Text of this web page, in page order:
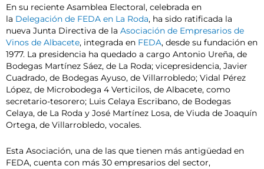
En su reciente Asamblea Electoral, celebrada en
la Delegación de FEDA en La Roda, ha sido ratificada la
nueva Junta Directiva de la Asociación de Empresarios de
Vinos de Albacete, integrada en FEDA, desde su fundación en
1977. La presidencia ha quedado a cargo Antonio Ureña, de
Bodegas Martínez Sáez, de La Roda; vicepresidencia, Javier
Cuadrado, de Bodegas Ayuso, de Villarrobledo; Vidal Pérez
López, de Microbodega 4 Verticilos, de Albacete, como
secretario-tesorero; Luis Celaya Escribano, de Bodegas
Celaya, de La Roda y José Martínez Losa, de Viuda de Joaquín
Ortega, de Villarrobledo, vocales.
Esta Asociación, una de las que tienen más antigüedad en
FEDA, cuenta con más 30 empresarios del sector,